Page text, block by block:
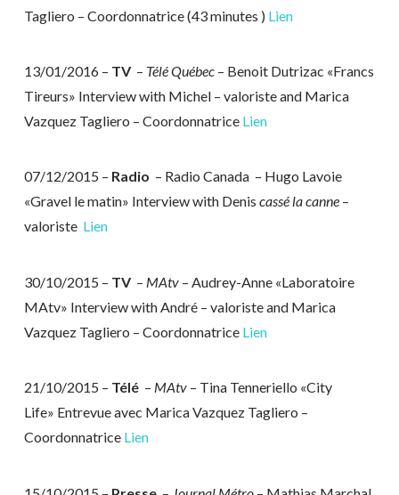
Tagliero – Coordonnatrice (43 minutes ) Lien
13/01/2016 – TV – Télé Québec– Benoit Dutrizac «Francs
Tireurs» Interview with Michel – valoriste and Marica
Vazquez Tagliero – Coordonnatrice Lien
07/12/2015 – Radio – Radio Canada – Hugo Lavoie
«Gravel le matin» Interview with Denis cassé la canne–
valoriste Lien
30/10/2015 – TV – MAtv– Audrey-Anne «Laboratoire
MAtv» Interview with André – valoriste and Marica
Vazquez Tagliero – Coordonnatrice Lien
21/10/2015 – Télé – MAtv– Tina Tenneriello «City
Life» Entrevue avec Marica Vazquez Tagliero –
Coordonnatrice Lien